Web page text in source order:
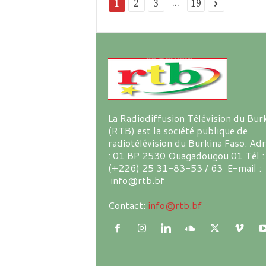
1 2 3 ... 19
La Radiodiffusion Télévision du
(RTB) est la société publique de
radiotélévision du Burkina Faso.
: 01 BP 2530 Ouagadougou 01 Tél :
(+226) 25 31-83-53 / 63 E-mail :
info@rtb.bf
Contact: info@rtb.bf